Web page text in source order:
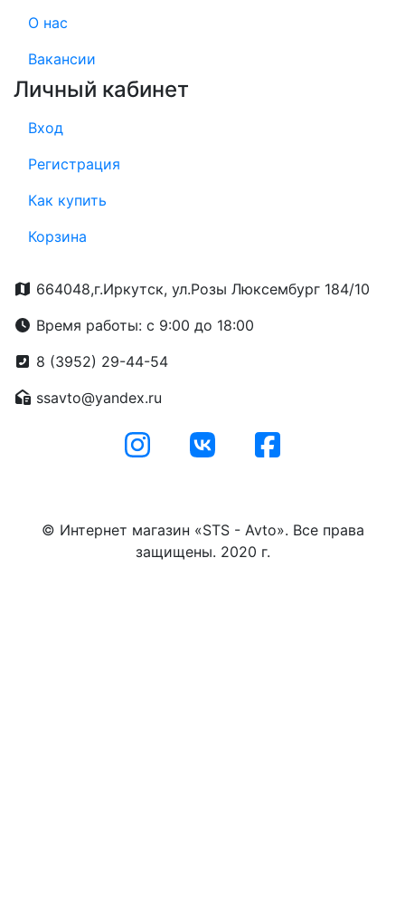
О нас
Вакансии
Личный кабинет
Вход
Регистрация
Как купить
Корзина
664048,г.Иркутск, ул.Розы Люксембург 184/10
Время работы: с 9:00 до 18:00
8 (3952) 29-44-54
ssavto@yandex.ru
© Интернет магазин «STS - Avto». Все права
защищены. 2020 г.